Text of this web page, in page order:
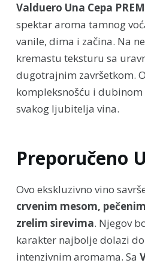
Valduero Una Cepa
spektar aroma tamnog
vanile, dima i začina. Na
kremastu teksturu sa
dugotrajnim završetkom.
kompleksnošću i
svakog ljubitelja vina.
Preporučeno
Ovo ekskluzivno vino
crvenim mesom,
zrelim sirevima. Njegov
karakter najbolje dolazi
intenzivnim aromama. Sa